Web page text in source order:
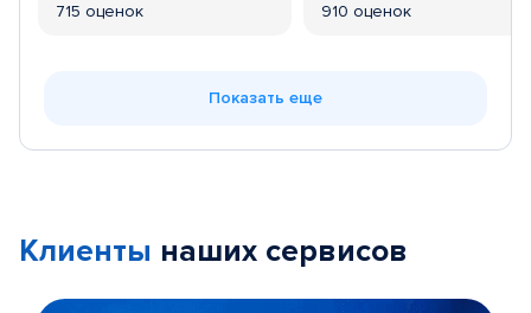
715 оценок 910 оценок
Показать еще
Клиенты наших сервисов